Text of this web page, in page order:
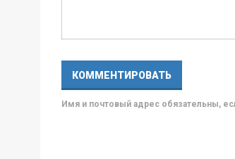
Имя и почтовый адрес обязательны,